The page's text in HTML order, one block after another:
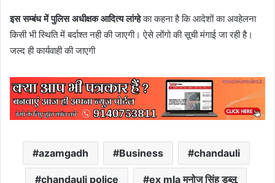
इस सम्बंध में पुलिस अधीक्षक आदित्य लांग्हेका कहना है कि आदेशों का अवहेलना
किसी भी स्थिति में बर्दाश्त नही की जाएगी। ऐसे लोंगो की सूची मंगाई जा रही है।
जल्द ही कार्यवाही की जाएगी
azamgadh Business chandauli
chandauli police ex mla मनोज सिंह डब्लू